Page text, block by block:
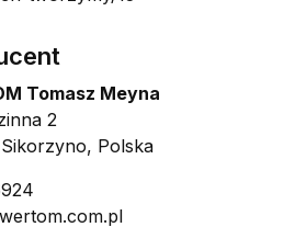
Tomasz Meyna
2
Polska